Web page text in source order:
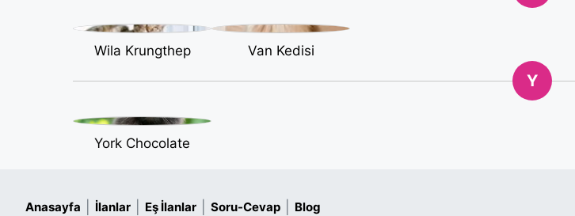
Wila Krungthep Van Kedisi
Y
York Chocolate
Anasayfa İlanlar Eş İlanlar Soru-Cevap Blog